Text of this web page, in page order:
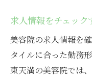
求人情報をチェック
美容院の求人情報を
タイルに合った勤務
東天満の美容院では